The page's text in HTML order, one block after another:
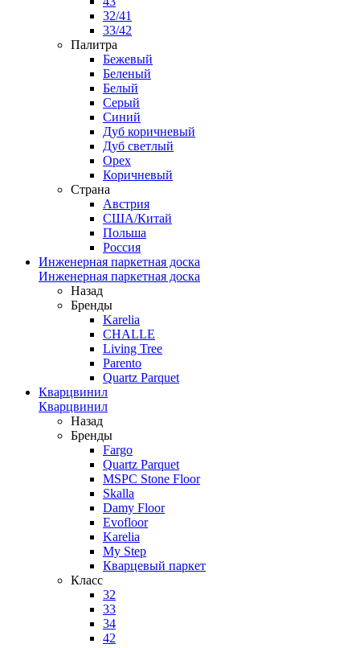
32/41
33/42
Палитра
Бежевый
Беленый
Белый
Серый
Синий
Дуб коричневый
Дуб светлый
Орех
Коричневый
Страна
Австрия
США/Китай
Польша
Россия
Инженерная паркетная доска
Инженерная паркетная доска
Назад
Бренды
Karelia
CHALLE
Living Tree
Parento
Quartz Parquet
Кварцвинил
Кварцвинил
Назад
Бренды
Fargo
Quartz Parquet
MSPC Stone Floor
Skalla
Damy Floor
Evofloor
Karelia
My Step
Кварцевый паркет
Класс
32
33
34
42